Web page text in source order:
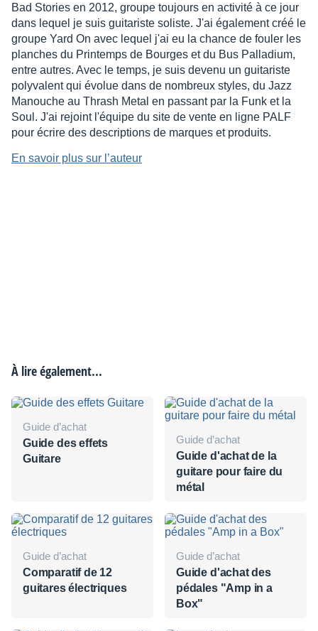
Bad Stories en 2012, groupe toujours en activité à ce jour
dans lequel je suis guitariste soliste. J'ai également créé le
groupe Yard On avec lequel j'ai eu la chance de fouler les
planches du Printemps de Bourges et du Bus Palladium,
entre autres. Avec le temps, je suis devenu un guitariste
polyvalent qui évolue dans de nombreux styles, du Jazz
Manouche au Thrash Metal en passant par la Funk et la
Soul. J'ai rejoint l'équipe du site de vente en ligne PALF
pour écrire des descriptions de marques et produits.
En savoir plus sur l’auteur
À lire également...
Guide d’achat
Guide des effets
Guitare
Guide d’achat
Guide d'achat de la
guitare pour faire du
métal
Guide d’achat
Comparatif de 12
guitares électriques
Guide d’achat
Guide d'achat des
pédales "Amp in a
Box"